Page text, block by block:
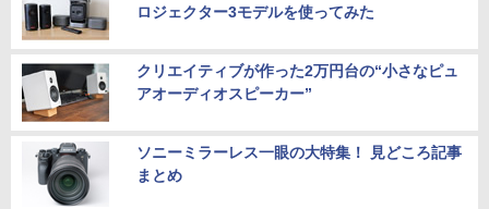
ロジェクター3モデルを使ってみた
クリエイティブが作った2万円台の“小さなピュ
アオーディオスピーカー”
ソニーミラーレス一眼の大特集！ 見どころ記事
まとめ